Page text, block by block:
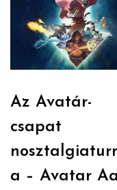
Az Avatár-
csapat
a – Avatar